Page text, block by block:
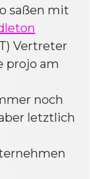
saßen mit
Vertreter
projo am
noch
letztlich